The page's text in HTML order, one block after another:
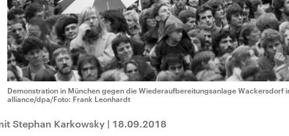
Demonstration in München gegen die Wiederaufbereitungsanlage Wackersdorf
alliance/dpa/Foto: Frank Leonhardt
Stephan Karkowsky | 18.09.2018